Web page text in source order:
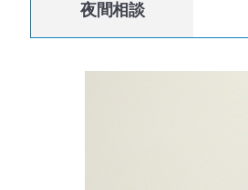
夜間相談